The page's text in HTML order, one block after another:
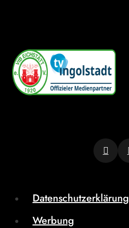
Datenschutzerklärung
Werbung